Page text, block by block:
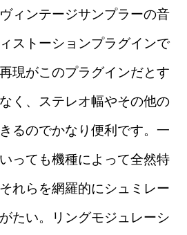
ィンテージサンプラーの音
ストーションプラグインで
現がこのプラグインだとす
く、ステレオ幅やその他の
るのでかなり便利です。一
っても機種によって全然特
れらを網羅的にシュミレー
たい。リングモジュレーシ